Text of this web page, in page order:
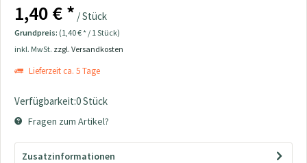
1,40 € * / Stück
Grundpreis: (1,40 € * / 1 Stück)
inkl. MwSt. zzgl. Versandkosten
Lieferzeit ca. 5 Tage
Verfügbarkeit:0 Stück
Fragen zum Artikel?
Zusatzinformationen